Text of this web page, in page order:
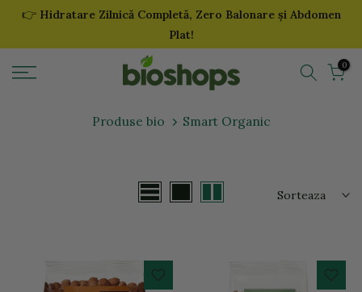
Sari
👉 Hidratare Zilnică Completă, Zero Balonare și Abdomen
Plat!
0
Produse bio Smart Organic
Sorteaza